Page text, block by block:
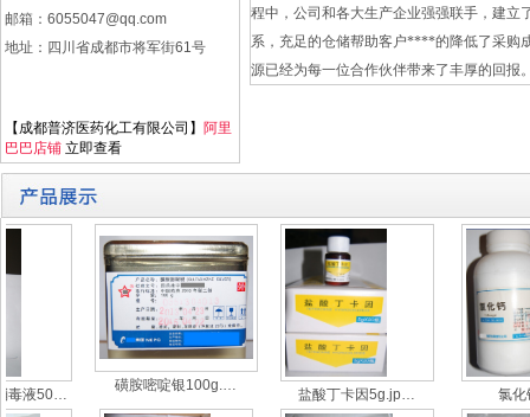
邮箱： 6055047@qq.com
地址：四川省成都市将军街61号
【成都普济医药化工有限公司】 阿里
巴巴店铺 立即查看
程中，公司和各大生产企业强强联手，建立
系，充足的仓储帮助客户****的降低了采购
源已经为每一位合作伙伴带来了丰厚的回报
液50…
磺胺嘧啶银100g.…
盐酸丁卡因5g.jp… 氯化